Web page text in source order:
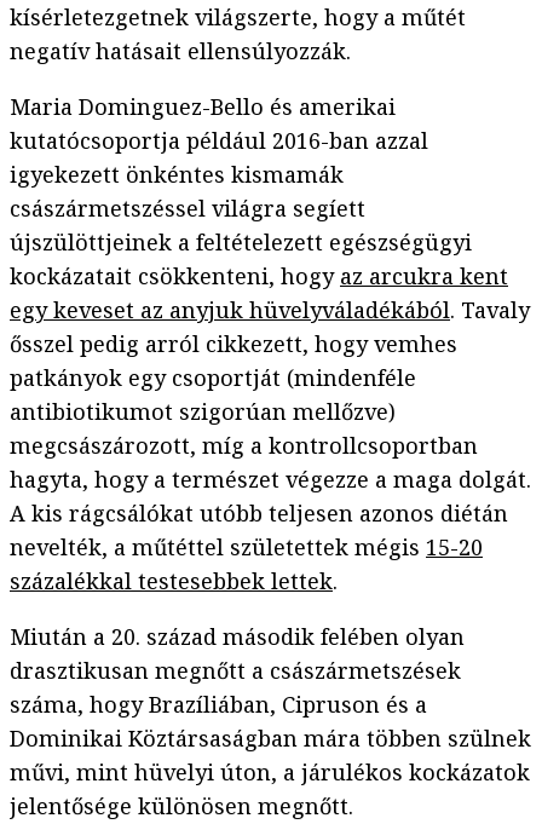
kísérletezgetnek világszerte, hogy a műtét
negatív hatásait ellensúlyozzák.
Maria Dominguez-Bello és amerikai
kutatócsoportja például 2016-ban azzal
igyekezett önkéntes kismamák
császármetszéssel világra segíett
újszülöttjeinek a feltételezett egészségügyi
kockázatait csökkenteni, hogy az arcukra kent
egy keveset az anyjuk hüvelyváladékából. Tavaly
ősszel pedig arról cikkezett, hogy vemhes
patkányok egy csoportját (mindenféle
antibiotikumot szigorúan mellőzve)
megcsászározott, míg a kontrollcsoportban
hagyta, hogy a természet végezze a maga dolgát.
A kis rágcsálókat utóbb teljesen azonos diétán
nevelték, a műtéttel születettek mégis 15-20
százalékkal testesebbek lettek.
Miután a 20. század második felében olyan
drasztikusan megnőtt a császármetszések
száma, hogy Brazíliában, Cipruson és a
Dominikai Köztársaságban mára többen szülnek
művi, mint hüvelyi úton, a járulékos kockázatok
jelentősége különösen megnőtt.